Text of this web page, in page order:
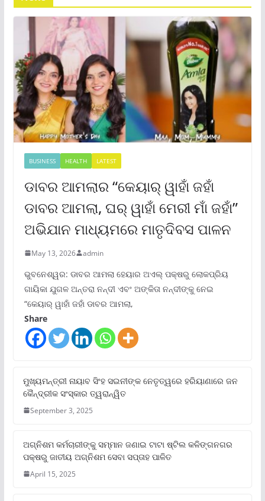
BUSINESS HEALTH LATEST
ଡାବର ଆମଲାର “କେୟାର୍ ୱାହାଁ ଜହାଁ
ଡାବର ଆମଲା, ଘର୍ ୱାହାଁ ମେରୀ ମାଁ ଜହାଁ”
ଅଭିଯାନ ମାଧ୍ୟମରେ ମାତୃଦିବସ ପାଳନ
May 13, 2026 admin
ଭୁବନେଶ୍ୱର: ଡାବର ଆମଲା ହେୟାର ଅଏଲ୍ ପକ୍ଷରୁ ଲୋକପ୍ରିୟ
ଗାୟିକା ଯୁଗଳ ଅନ୍ତରା ନନ୍ଦୀ ଏବଂ ଅଙ୍କିତା ନନ୍ଦୀଙ୍କୁ ନେଇ
“କେୟାର୍ ୱାହାଁ ଜହାଁ ଡାବର ଆମଲା,
Share
ମୁଖ୍ୟମନ୍ତ୍ରୀ ନାୟାବ ସିଂହ ସଇନୀଙ୍କ ନେତୃତ୍ୱରେ ହରିୟାଣାରେ ଜନ
କୈନ୍ଦ୍ରୀକ ସଂସ୍କାର ତ୍ୱରାନ୍ୱିତ
September 3, 2025
ଅଗ୍ନିଶମ କର୍ମଚାରୀଙ୍କୁ ସମ୍ମାନ ଜଣାଇ ଟାଟା ଷ୍ଟିଲ କଳିଙ୍ଗନଗର
ପକ୍ଷରୁ ଜାତୀୟ ଅଗ୍ନିଶମ ସେବା ସପ୍ତାହ ପାଳିତ
April 15, 2025